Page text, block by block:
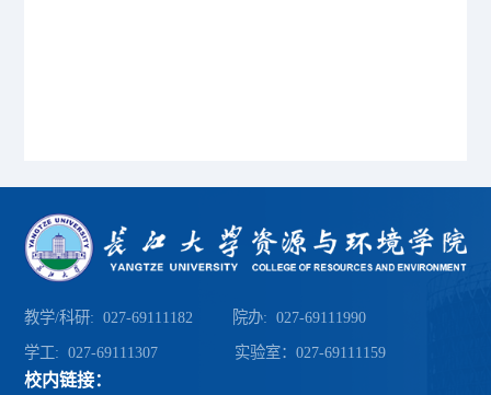
教学/科研: 027-69111182 院办: 027-69111990
学工: 027-69111307 实验室：027-69111159
校内链接：